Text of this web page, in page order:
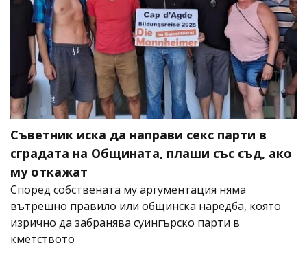
Съветник иска да направи секс парти в
сградата на Общината, плаши със съд, ако
му откажат
Според собствената му аргументация няма
вътрешно правило или общинска наредба, която
изрично да забранява суингърско парти в
кметството